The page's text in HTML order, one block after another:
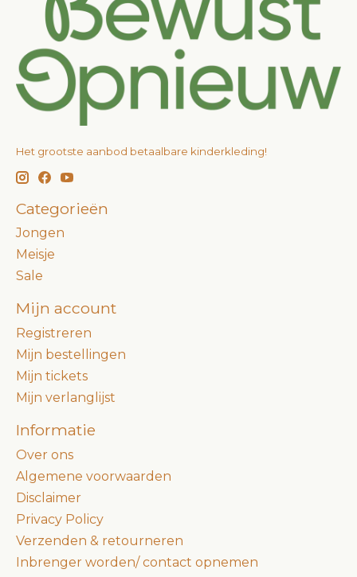
Het grootste aanbod betaalbare kinderkleding!
Categorieën
Jongen
Meisje
Sale
Mijn account
Registreren
Mijn bestellingen
Mijn tickets
Mijn verlanglijst
Informatie
Over ons
Algemene voorwaarden
Disclaimer
Privacy Policy
Verzenden & retourneren
Inbrenger worden/ contact opnemen